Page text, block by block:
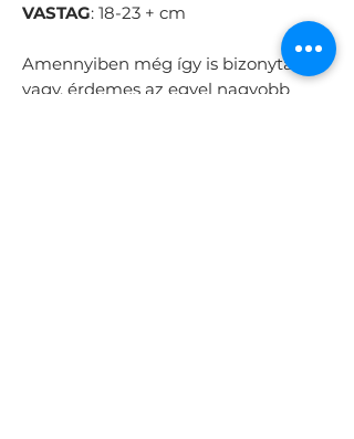
VASTAG: 18-23 + cm
Amennyiben még így is bizonytalan
vagy, érdemes az egyel nagyobb